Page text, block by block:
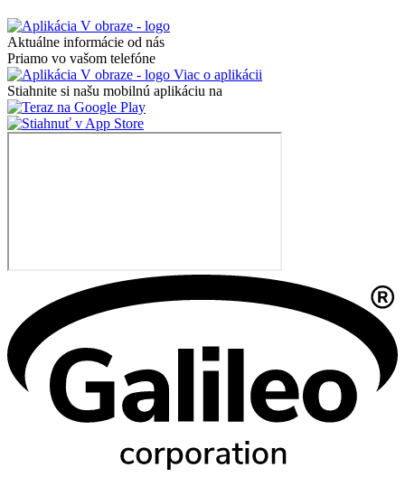
Aktuálne informácie od nás
Priamo vo vašom telefóne
Viac o aplikácii
Stiahnite si našu mobilnú aplikáciu na